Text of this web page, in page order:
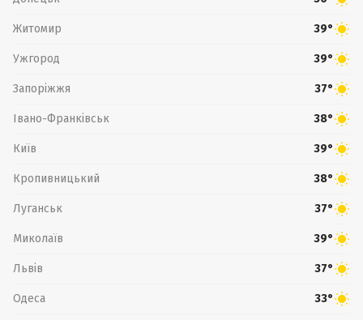
Житомир 39°
Ужгород 39°
Запоріжжя 37°
Івано-Франківськ 38°
Київ 39°
Кропивницький 38°
Луганськ 37°
Миколаїв 39°
Львів 37°
Одеса 33°